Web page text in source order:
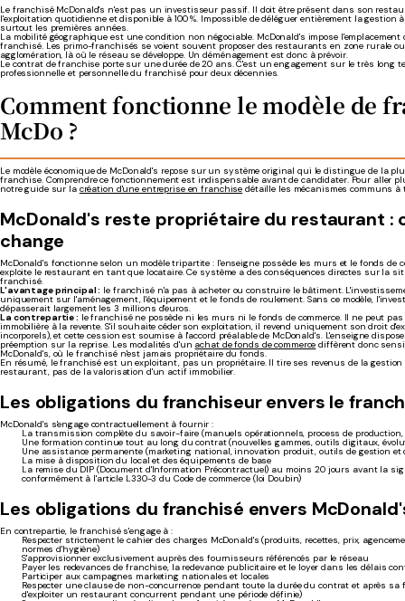
Le franchisé McDonald's n'est pas un investisseur passif. Il doit être présent dans son
l'exploitation quotidienne et disponible à 100 %. Impossible de déléguer entièrement la gestion
surtout les premières années.
La mobilité géographique est une condition non négociable. McDonald's impose
franchisé. Les primo-franchisés se voient souvent proposer des restaurants en zone rurale
agglomération, là où le réseau se développe. Un déménagement est donc à prévoir.
Le contrat de franchise porte sur une durée de 20 ans. C'est un engagement sur le très long
professionnelle et personnelle du franchisé pour deux décennies.
Comment fonctionne le modèle de
McDo ?
Le modèle économique de McDonald's repose sur un système original qui le distingue de la
franchise. Comprendre ce fonctionnement est indispensable avant de candidater. Pour aller
notre guide sur la création d'une entreprise en franchise détaille les mécanismes communs à
McDonald's reste propriétaire du restaurant :
change
McDonald's fonctionne selon un modèle tripartite : l'enseigne possède les murs et le fonds de
exploite le restaurant en tant que locataire. Ce système a des conséquences directes sur la
franchisé.
L'avantage principal : le franchisé n'a pas à acheter ou construire le bâtiment.
uniquement sur l'aménagement, l'équipement et le fonds de roulement. Sans ce modèle,
dépasserait largement les 3 millions d'euros.
La contrepartie : le franchisé ne possède ni les murs ni le fonds de commerce. Il ne peut
immobilière à la revente. S'il souhaite céder son exploitation, il revend uniquement son droit
incorporels), et cette cession est soumise à l'accord préalable de McDonald's. L'enseigne
préemption sur la reprise. Les modalités d'un achat de fonds de commerce diffèrent donc
McDonald's, où le franchisé n'est jamais propriétaire du fonds.
En résumé, le franchisé est un exploitant, pas un propriétaire. Il tire ses revenus de la
restaurant, pas de la valorisation d'un actif immobilier.
Les obligations du franchiseur envers le
McDonald's s'engage contractuellement à fournir :
La transmission complète du savoir-faire (manuels opérationnels, process de production,
Une formation continue tout au long du contrat (nouvelles gammes, outils digitaux,
Une assistance permanente (marketing national, innovation produit, outils de gestion et
La mise à disposition du local et des équipements de base
La remise du DIP (Document d'Information Précontractuel) au moins 20 jours avant la
conformément à l'article L330-3 du Code de commerce (loi Doubin)
Les obligations du franchisé envers
En contrepartie, le franchisé s'engage à :
Respecter strictement le cahier des charges McDonald's (produits, recettes, prix,
normes d'hygiène)
S'approvisionner exclusivement auprès des fournisseurs référencés par le réseau
Payer les redevances de franchise, la redevance publicitaire et le loyer dans les délais
Participer aux campagnes marketing nationales et locales
Respecter une clause de non-concurrence pendant toute la durée du contrat et après
d'exploiter un restaurant concurrent pendant une période définie)